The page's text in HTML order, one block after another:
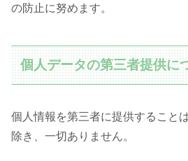
の防止に努めます。
個人データの第三者提供に
個人情報を第三者に提供すること
除き、一切ありません。